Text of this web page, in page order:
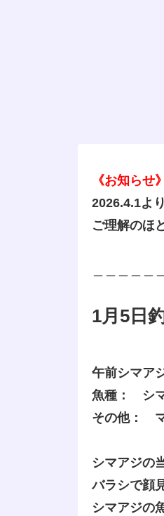
《お知らせ》
2026.4.1よ
ご理解のほ
1月5日
午前シマア
魚種： シ
その他：
シマアジの
バラシで顔
シマアジの